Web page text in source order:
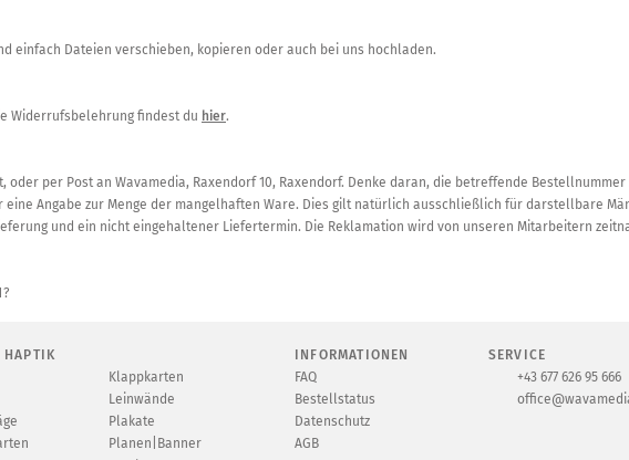
einfach Dateien verschieben, kopieren oder auch bei uns hochladen.
Widerrufsbelehrung findest du hier.
, oder per Post an Wavamedia, Raxendorf 10, Raxendorf. Denke daran, die betreffende
Angabe zur Menge der mangelhaften Ware. Dies gilt natürlich ausschließlich für darstellbare
und ein nicht eingehaltener Liefertermin. Die Reklamation wird von unseren Mitarbeitern
oder Verpackungen in Ihrem Lieferland.
HAPTIK
Klappkarten
Leinwände
Plakate
Planen|Banner
INFORMATIONEN
FAQ
Bestellstatus
Datenschutz
AGB
SERVICE
+43 677 626 95 666